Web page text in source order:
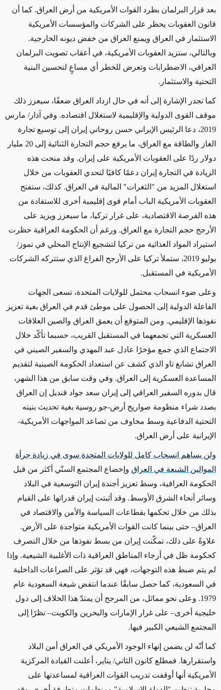
بعد قرار البرلمان بطرد القوات الأمريكية من أرض العراق. كما أن
قانون العقوبات يحظر على الشركات والمؤسسات الأمريكية
الاستثمار في العراق ويمنع العراق من خفض ديونه الخارجية.
وبالتالي، ستزيد العقوبات الأمريكية، في أعقاب تصويت البرلمان
العراقي، الاضطرابات وتعرض للخطر أي مساعٍ لتحسين البنية
التحتية والاستثمار.
كما تجدر الإشارة إلى أنه في حال ازداد العراق ضعفًا، سيعزز ذلك
موقف القوى الدولية والإقليمية لاستغلال اقتصاده. وفي آذار/ مارس
2019، دعا الرئيس الإيراني حسن روحاني إيران إلى توسيع تجارة
الغاز والطاقة مع العراق، ما يرفع حجم التجارة الثنائية إلى 20 مليار
دولار ردًا على العقوبات الأمريكية على إيران. وقد منحت هذه
الزيادة في التجارة إيران دعمًا كافيًا لتحدي العقوبات من خلال
استغلال المزيد من "الثغرات" المالية في العراق. كذلك، ستفتح
العقوبات الأمريكية الباب أمام قوى إقليمية أخرى للاستفادة من
هذه الفرصة الاقتصادية، على غرار تركيا، ما سيعزز ويزيد على
الأرجح حجم التجارة مع العراق. ورغم أن الحكومة العراقية حظرت
استيراد المواد الغذائية من تركيا لتشجيع الإنتاج المحلي في تموز/
يوليو 2019، ستملأ تركيا على الأرجح الفراغ الذي ستتركه الشركات
الأمريكية في المستقبل.
وعلى ضوء انسحاب محتمل للولايات المتحدة، تسعى الجهات
الفاعلة الدولية إلى الحصول على موطئ قدم في العراق بغية تعزيز
نفوذها الإقليمي. ومن المتوقع أن يعمق العراق والصين العلاقات
العسكرية التي تجمعهما في المستقبل القريب، حسبما تأكّد خلال
الاجتماع الذي جمع مؤخرًا عادل عبد المهدي والسفير الصيني في
العراق تشانغ تاو الذي كشف عن استعداد الحكومة الصينية لتقديم
المساعدة العسكرية إلى العراق. وفي وقت سابق من هذا الشهر،
قال بدوره السفير العراقي إلى إيران سعد جواد قنديل إن العراق
بصدد شراء منظومة صواريخ أرض-جو روسية بغية تحديث بنيته
التحتية الدفاعية وسط مخاوف من تصاعد المواجهات الأمريكية-
الإيرانية على أرض العراق.
ولن يساهم انسحاب كامل للولايات المتحدة سوى في زيادة جرأة
الموالين الشيعة في العراق وإخضاع المجتمع السنّي أكثر من قبل
الحكومة العراقية، وسط تعزيز أجندة إيران التوسعية في البلاد
وسائر أنحاء الشرق الأوسط. وقد أثبتت إيران قدراتها على القيام
بذلك من خلال تحكمها بقطاعات السياسة والأمن والاقتصاد في
العراق– حتى بينما كانت القوات الأمريكية متواجدة على الأرض.
علاوةً على ذلك، تمكّنت إيران من بسط نفوذها من خلال التصرف
كحكومة ظل في أرجاء المناطق العراقية ذات الأغلبية الشيعية. وإذا
لم يتم ضبط هذه التوجهات، فهي قد تؤثر على الصراعات الداخلية
في السعودية، كما حصل سابقًا عندما انتفض شيعة السعودية عام
1979. وعلى نحو مماثل، من المرجح أن يمتدّ هذا الخلاف إلى دول
خليجية أخرى– على غرار الإمارات والبحرين والكويت– نظرًا إلى
المجتمع الشيعي الكبير فيها.
كما أنّه لن يضمن إنهاء الوجود الأمريكي في العراق أمن البلاد
واستقرارها. فمطلع كانون الثاني/ يناير، أعلنت القيادة المركزية
الأمريكية أنها أوقفت تدريب القوات العراقية لمساعدتها على